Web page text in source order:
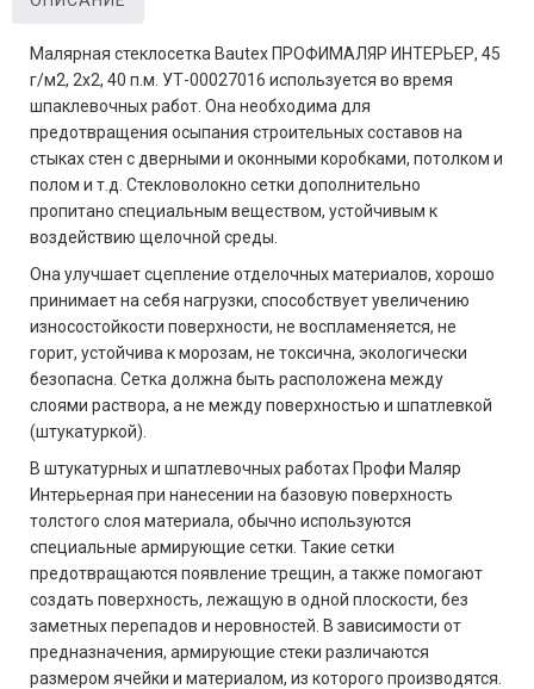
Малярная стеклосетка Bautex ПРОФИМАЛЯР ИНТЕРЬЕР, 45
г/м2, 2х2, 40 п.м. УТ-00027016 используется во время
шпаклевочных работ. Она необходима для
предотвращения осыпания строительных составов на
стыках стен с дверными и оконными коробками, потолком и
полом и т.д. Стекловолокно сетки дополнительно
пропитано специальным веществом, устойчивым к
воздействию щелочной среды.
Она улучшает сцепление отделочных материалов, хорошо
принимает на себя нагрузки, способствует увеличению
износостойкости поверхности, не воспламеняется, не
горит, устойчива к морозам, не токсична, экологически
безопасна. Сетка должна быть расположена между
слоями раствора, а не между поверхностью и шпатлевкой
(штукатуркой).
В штукатурных и шпатлевочных работах Профи Маляр
Интерьерная при нанесении на базовую поверхность
толстого слоя материала, обычно используются
специальные армирующие сетки. Такие сетки
предотвращаются появление трещин, а также помогают
создать поверхность, лежащую в одной плоскости, без
заметных перепадов и неровностей. В зависимости от
предназначения, армирующие стеки различаются
размером ячейки и материалом, из которого производятся.